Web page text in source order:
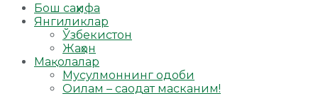
Бош саҳифа
Янгиликлар
Ўзбекистон
Жаҳон
Мақолалар
Мусулмоннинг одоби
Оилам – саодат масканим!